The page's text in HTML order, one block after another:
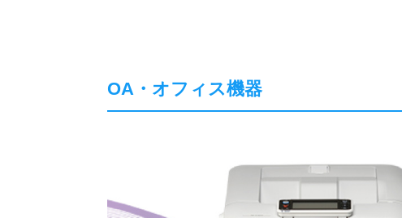
OA・オフィス機器